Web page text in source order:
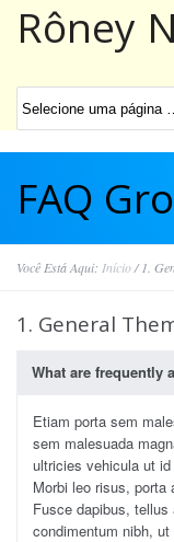
Rôney
FAQ
Você Está Aqui: Início/1.
1. General
What are frequently
Etiam porta sem
sem malesuada
ultricies vehicula ut
Morbi leo risus,
Fusce dapibus,
condimentum nibh,